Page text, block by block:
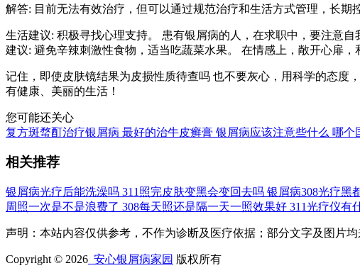
解答: 目前无法有效治疗，但可以通过规范治疗和生活方式管理，长期
生活建议: 积极寻找心理支持。 患有银屑病的人，在求职中，要注意
建议: 避免辛辣刺激性食物，适当吃蔬菜水果。 在情感上，敞开心扉
记住，即使皮肤镜结果为皮损性质待查吗 也不要灰心，用科学的态度
有健康、美丽的生活！
您可能还关心
复方斑蝥酊治疗银屑病 最好的治牛皮癣膏 银屑病应该注意些什么 哪个
相关推荐
银屑病光疗后能洗澡吗 311照完皮肤变黑会变回去吗 银屑病308光疗黑
周照一次是不是浪费了 308每天照还是隔一天一照效果好 311光疗仪有
声明：本站内容仅供参考，不作为诊断及医疗依据；部分文字及图片
Copyright © 2026 安心银屑病家园 版权所有